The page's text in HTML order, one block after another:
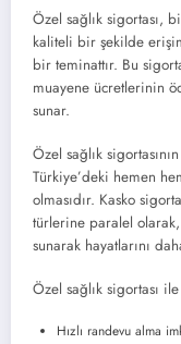
Özel sağlık sigortası,
kaliteli bir şekilde
bir teminattır. Bu
muayene ücretlerinin
sunar.
Özel sağlık
Türkiye’deki hemen
olmasıdır. Kasko
türlerine paralel
sunarak hayatlarını
Özel sağlık sigortası
Hızlı randevu alma